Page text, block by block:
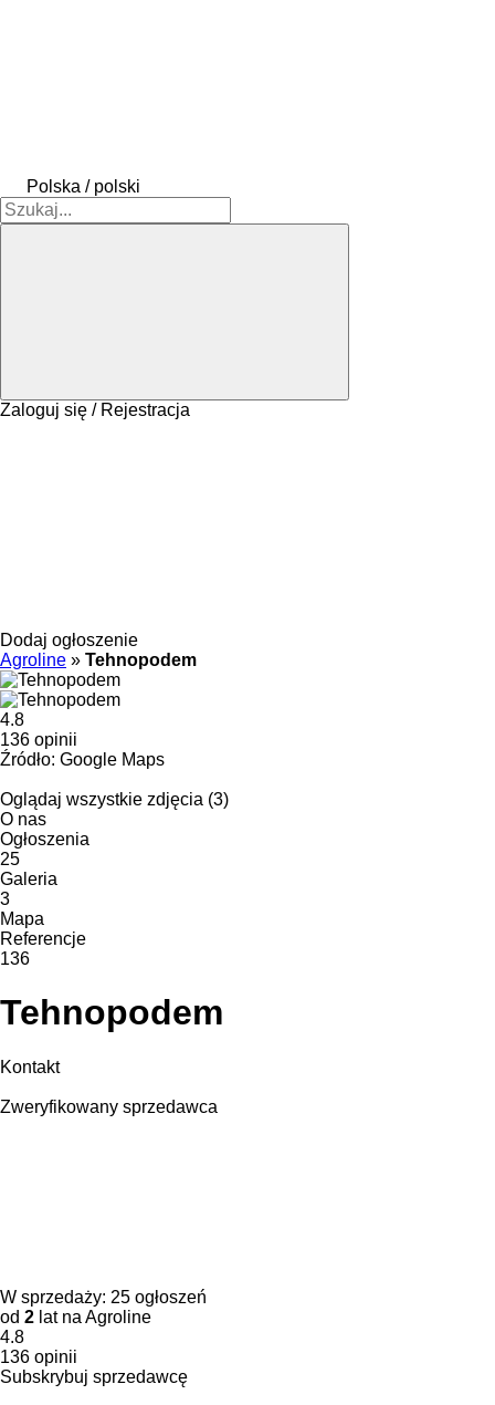
Polska / polski
Zaloguj się / Rejestracja
Dodaj ogłoszenie
Agroline » Tehnopodem
4.8
136 opinii
Źródło: Google Maps
Oglądaj wszystkie zdjęcia (3)
O nas
Ogłoszenia
25
Galeria
3
Mapa
Referencje
136
Tehnopodem
Kontakt
Zweryfikowany sprzedawca
W sprzedaży: 25 ogłoszeń
od 2 lat na Agroline
4.8
136 opinii
Subskrybuj sprzedawcę